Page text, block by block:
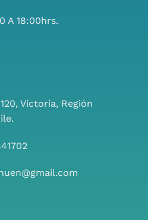
A 18:00hrs.
Victoria, Región